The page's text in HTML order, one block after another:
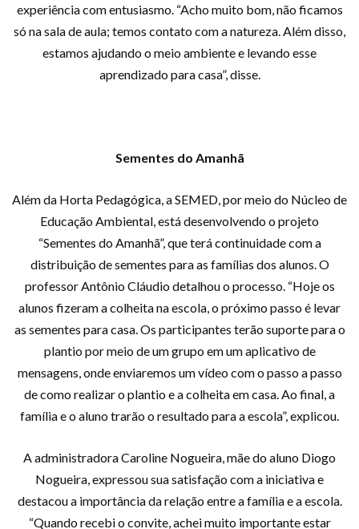
experiência com entusiasmo. “Acho muito bom, não ficamos
só na sala de aula; temos contato com a natureza. Além disso,
estamos ajudando o meio ambiente e levando esse
aprendizado para casa”, disse.
Sementes do Amanhã
Além da Horta Pedagógica, a SEMED, por meio do Núcleo de
Educação Ambiental, está desenvolvendo o projeto
“Sementes do Amanhã”, que terá continuidade com a
distribuição de sementes para as famílias dos alunos. O
professor Antônio Cláudio detalhou o processo. “Hoje os
alunos fizeram a colheita na escola, o próximo passo é levar
as sementes para casa. Os participantes terão suporte para o
plantio por meio de um grupo em um aplicativo de
mensagens, onde enviaremos um vídeo com o passo a passo
de como realizar o plantio e a colheita em casa. Ao final, a
família e o aluno trarão o resultado para a escola”, explicou.
A administradora Caroline Nogueira, mãe do aluno Diogo
Nogueira, expressou sua satisfação com a iniciativa e
destacou a importância da relação entre a família e a escola.
“Quando recebi o convite, achei muito importante estar